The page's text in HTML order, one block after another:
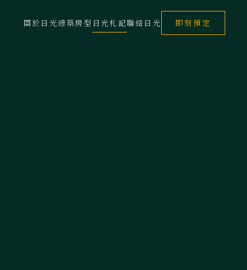
關於日光綠築房型 日光札記聯絡日光 即刻預定